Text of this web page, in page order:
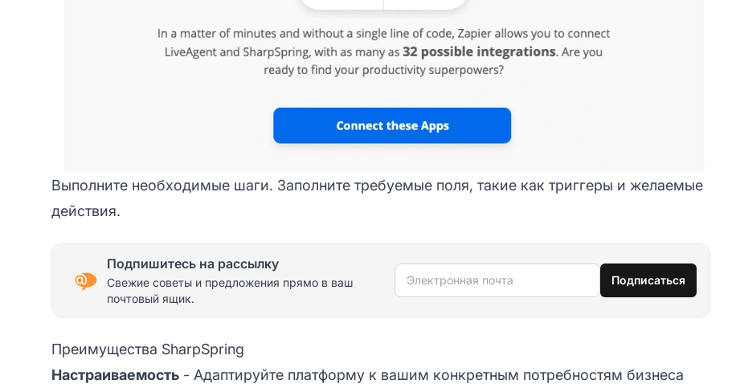
Выполните необходимые шаги. Заполните требуемые поля, такие как триггеры и желаемые
действия.
Подпишитесь на рассылку
Свежие советы и предложения прямо в ваш
почтовый ящик.
Электронная почта Подписаться
Преимущества SharpSpring
Настраиваемость - Адаптируйте платформу к вашим конкретным потребностям бизнеса